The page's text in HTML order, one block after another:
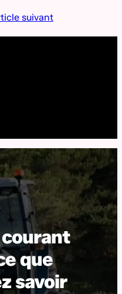
suivant
que
savoir